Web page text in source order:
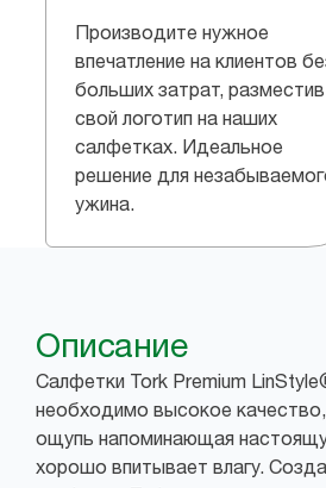
Производите нужное
впечатление на клиентов
больших затрат, разместив
свой логотип на наших
салфетках. Идеальное
решение для
ужина.
Описание
Салфетки Tork Premium
необходимо высокое
ощупь напоминающая
хорошо впитывает влагу.